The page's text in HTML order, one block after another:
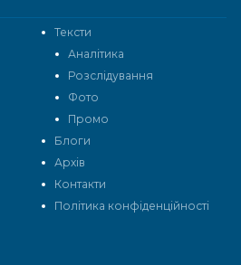
Тексти
Аналітика
Розслідування
Фото
Промо
Блоги
Архів
Контакти
Політика конфіденційності